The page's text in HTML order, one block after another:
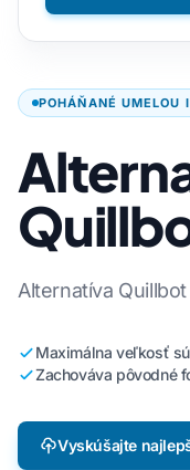
POHÁŇANÉ UMELOU
Alternatíva
Maximálna veľkosť
Zachováva pôvodné
Vyskúšajte